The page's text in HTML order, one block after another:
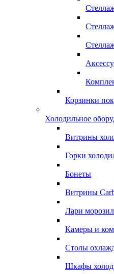
Корзинки
Холодильное
Витрины
Горки
Бонеты
Витрины
Лари
Камеры и
Столы
Шкафы